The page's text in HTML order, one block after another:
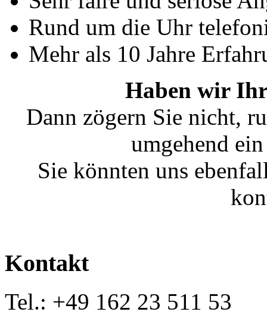
Rund um die Uhr
Mehr als 10 Jahre
Haben wir Ihr
Dann zögern Sie nicht,
umgehend
Sie könnten uns
Kontakt
Tel.: +49 162 23 511 53